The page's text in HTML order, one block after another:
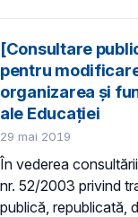
[Consultare
pentru
organizarea și
ale Educației
29 mai 2019
În vederea
nr. 52/2003 privind
publică, republicată,